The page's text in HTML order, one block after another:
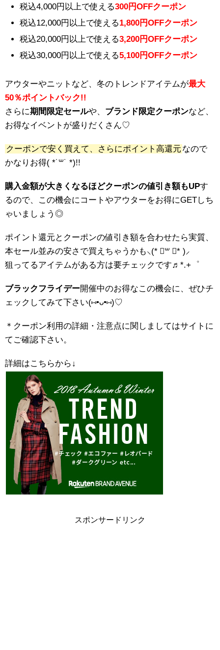
税込4,000円以上で使える300円OFFクーポン
税込12,000円以上で使える1,800円OFFクーポン
税込20,000円以上で使える3,200円OFFクーポン
税込30,000円以上で使える5,100円OFFクーポン
アウターやニットなど、冬のトレンドアイテムが最大
50％ポイントバック!!
さらに期間限定セールや、 ブランド限定クーポンなど、
お得なイベントが盛りだくさん♡
クーポンで安く買えて、さらにポイント高還元 なので
かなりお得( *˙꒳˙ *)!!
購入金額が大きくなるほどクーポンの値引き額もUPす
るので、この機会にコートやアウターをお得にGETしち
ゃいましょう◎
ポイント還元とクーポンの値引き額を合わせたら実質、
本セール並みの安さで買えちゃうかも⸜(* ॑꒳ ॑* )⸝
狙ってるアイテムがある方は要チェックです♬*.+゜
ブラックフライデー開催中のお得なこの機会に、ぜひチ
ェックしてみて下さい(⑅•ᴗ•⑅)♡
＊クーポン利用の詳細・注意点に関しましてはサイトに
てご確認下さい。
詳細はこちらから↓
スポンサードリンク